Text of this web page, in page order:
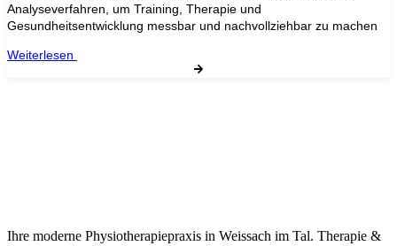
Analyseverfahren, um Training, Therapie und
Gesundheitsentwicklung messbar und nachvollziehbar zu machen
Weiterlesen
Ihre moderne Physiotherapiepraxis in Weissach im Tal. Therapie &